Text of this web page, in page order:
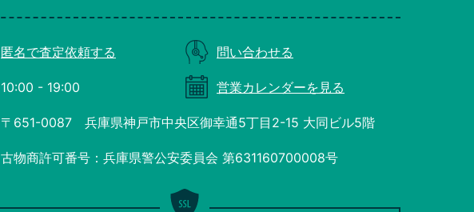
匿名で査定依頼する 問い合わせる
10:00 - 19:00 営業カレンダーを見る
〒651-0087 兵庫県神戸市中央区御幸通5丁目2-15 大同ビル5階
古物商許可番号：兵庫県警公安委員会 第631160700008号